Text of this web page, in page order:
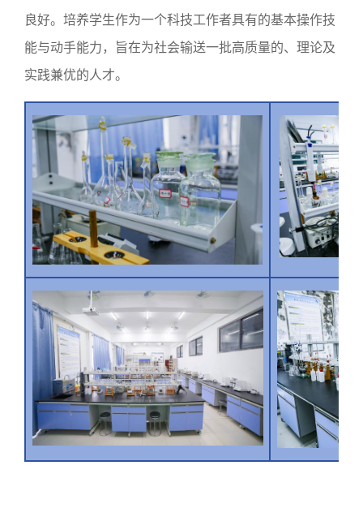
良好。 培养学生作为一个科技工作者具有的基本操作技
能与动手能力，旨在为社会输送一批高质量的、理论及
实践兼优的人才。